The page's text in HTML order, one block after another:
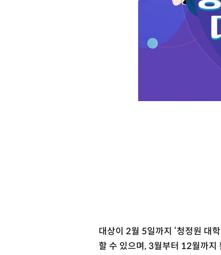
대상이 2월 5일까지 ‘청정원 대
할 수 있으며, 3월부터 12월까지